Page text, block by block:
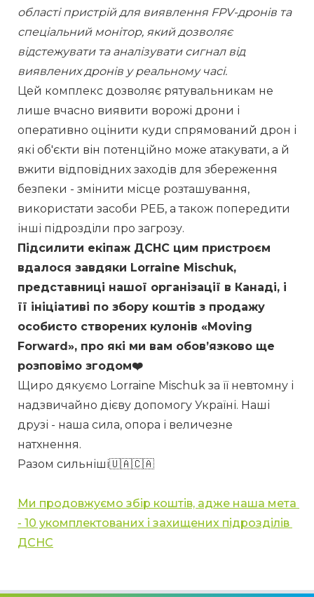
області пристрій для виявлення FPV-дронів та
спеціальний монітор, який дозволяє
відстежувати та аналізувати сигнал від
виявлених дронів у реальному часі.
Цей комплекс дозволяє рятувальникам не
лише вчасно виявити ворожі дрони і
оперативно оцінити куди спрямований дрон і
які об'єкти він потенційно може атакувати, а й
вжити відповідних заходів для збереження
безпеки - змінити місце розташування,
використати засоби РЕБ, а також попередити
інші підрозділи про загрозу.
Підсилити екіпаж ДСНС цим пристроєм
вдалося завдяки Lorraine Mischuk,
представниці нашої організації в Канаді, і
її ініціативі по збору коштів з продажу
особисто створених кулонів «Moving
Forward», про які ми вам обовʼязково ще
розповімо згодом❤️
Щиро дякуємо Lorraine Mischuk за її невтомну і
надзвичайно дієву допомогу Україні. Наші
друзі - наша сила, опора і величезне
натхнення.
Разом сильніші🇺🇦🇨🇦
Ми продовжуємо збір коштів, адже наша мета
- 10 укомплектованих і захищених підрозділів
ДСНС